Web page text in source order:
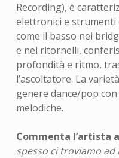
Recording), è
elettronici e strumenti
come il basso nei
e nei ritornelli,
profondità e ritmo,
l’ascoltatore. La
genere dance/pop
melodiche.
Commenta l’artista
spesso ci troviamo